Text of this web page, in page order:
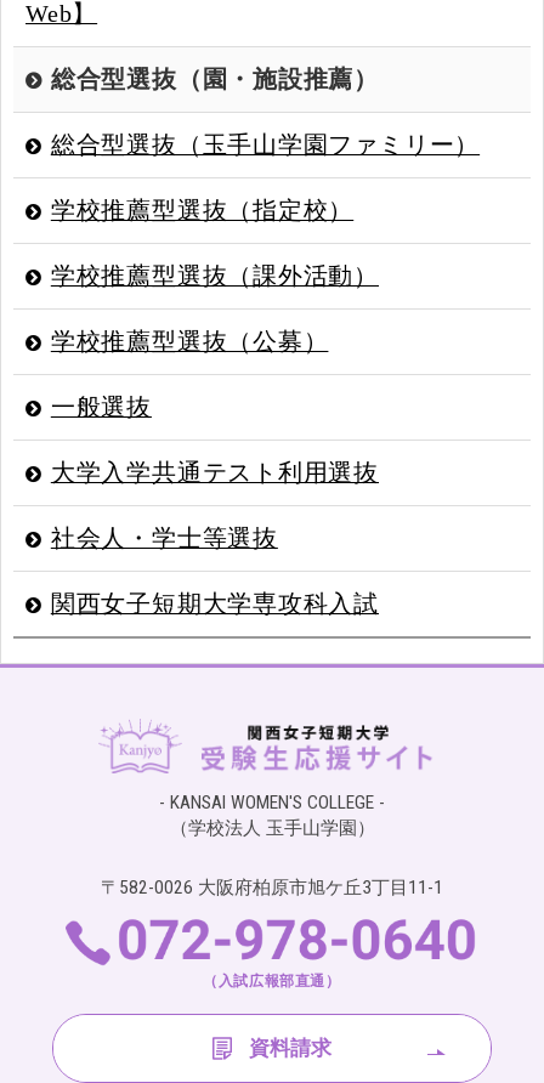
Web】
総合型選抜（園・施設推薦）
総合型選抜（玉手山学園ファミリー）
学校推薦型選抜（指定校）
学校推薦型選抜（課外活動）
学校推薦型選抜（公募）
一般選抜
大学入学共通テスト利用選抜
社会人・学士等選抜
関西女子短期大学専攻科入試
- KANSAI WOMEN'S COLLEGE -
（学校法人 玉手山学園）
〒582-0026 大阪府柏原市旭ケ丘3丁目11-1
（入試広報部直通）
資料請求